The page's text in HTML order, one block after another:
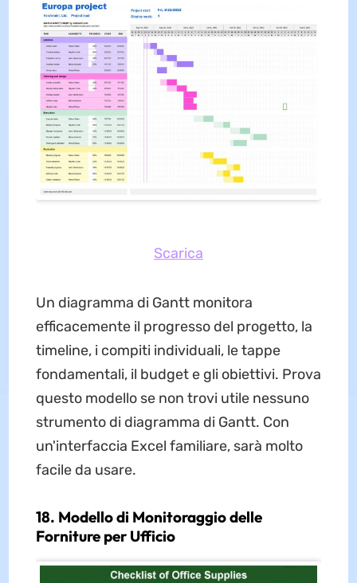
Scarica
Un diagramma di Gantt monitora
efficacemente il progresso del progetto, la
timeline, i compiti individuali, le tappe
fondamentali, il budget e gli obiettivi. Prova
questo modello se non trovi utile nessuno
strumento di diagramma di Gantt. Con
un'interfaccia Excel familiare, sarà molto
facile da usare.
18. Modello di Monitoraggio delle
Forniture per Ufficio